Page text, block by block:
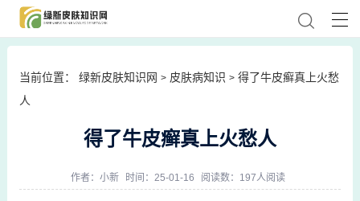
当前位置： 绿新皮肤知识网 > 皮肤病知识 > 得了牛皮癣真上火愁
人
得了牛皮癣真上火愁人
作者： 小新 时间：25-01-16 阅读数：197人阅读